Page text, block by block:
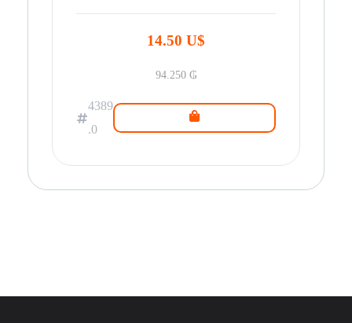
14.50 U$
94.250 ₲
4389
.0